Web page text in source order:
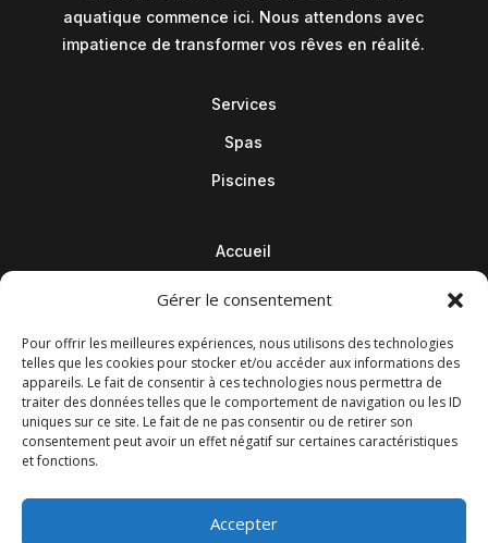
Gérer le consentement
Pour offrir les meilleures expériences, nous utilisons des technologies
telles que les cookies pour stocker et/ou accéder aux informations des
appareils. Le fait de consentir à ces technologies nous permettra de
traiter des données telles que le comportement de navigation ou les ID
uniques sur ce site. Le fait de ne pas consentir ou de retirer son
consentement peut avoir un effet négatif sur certaines caractéristiques
et fonctions.
Accepter
aquatique commence ici. Nous attendons avec
impatience de transformer vos rêves en réalité.
Services
Spas
Piscines
Accueil